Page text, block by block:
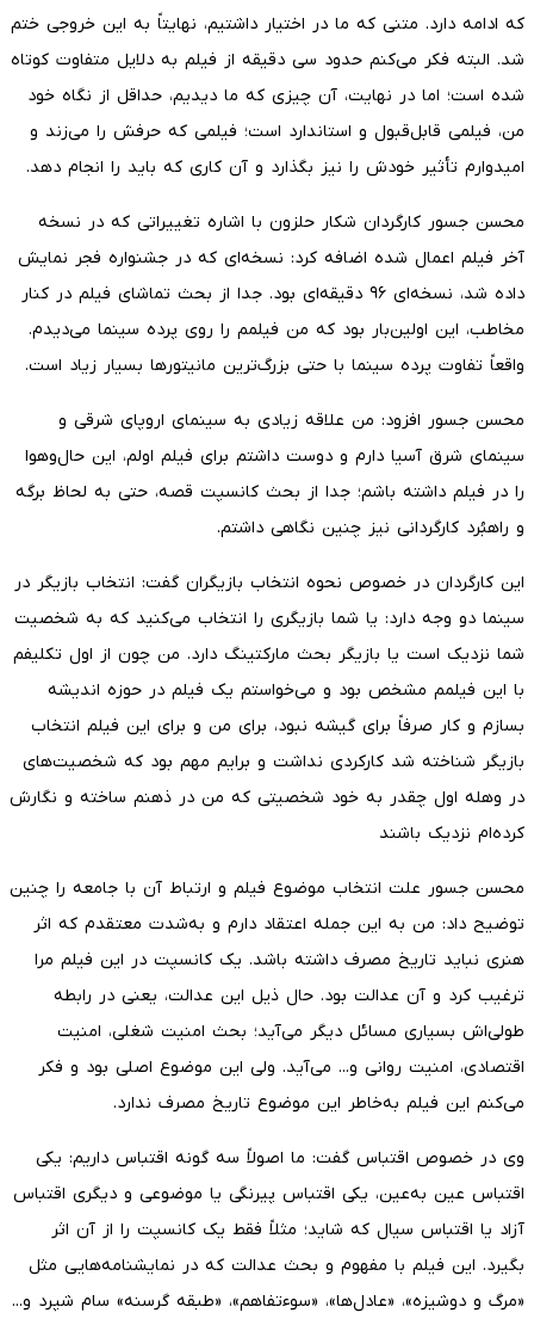
که ادامه دارد. متنی که ما در اختیار داشتیم، نهایتاً به این خروجی ختم
شد. البته فکر می‌کنم حدود سی دقیقه از فیلم به دلایل متفاوت کوتاه
شده است؛ اما در نهایت، آن چیزی که ما دیدیم، حداقل از نگاه خود
من، فیلمی قابل‌قبول و استاندارد است؛ فیلمی که حرفش را می‌زند و
امیدوارم تأثیر خودش را نیز بگذارد و آن کاری که باید را انجام دهد.
محسن جسور کارگردان شکار حلزون با اشاره تغییراتی که در نسخه
آخر فیلم اعمال شده اضافه کرد: نسخه‌ای که در جشنواره فجر نمایش
داده شد، نسخه‌ای ۹۶ دقیقه‌ای بود. جدا از بحث تماشای فیلم در کنار
مخاطب، این اولین‌بار بود که من فیلمم را روی پرده سینما می‌دیدم.
واقعاً تفاوت پرده سینما با حتی بزرگ‌ترین مانیتورها بسیار زیاد است.
محسن جسور افزود: من علاقه زیادی به سینمای اروپای شرقی و
سینمای شرق آسیا دارم و دوست داشتم برای فیلم اولم، این حال‌وهوا
را در فیلم داشته باشم؛ جدا از بحث کانسپت قصه، حتی به لحاظ برگه
و راهبُرد کارگردانی نیز چنین نگاهی داشتم.
این کارگردان در خصوص نحوه انتخاب بازیگران گفت: انتخاب بازیگر در
سینما دو وجه دارد: یا شما بازیگری را انتخاب می‌کنید که به شخصیت
شما نزدیک است یا بازیگر بحث مارکتینگ دارد. من چون از اول تکلیفم
با این فیلمم مشخص بود و می‌خواستم یک فیلم در حوزه اندیشه
بسازم و کار صرفاً برای گیشه نبود، برای من و برای این فیلم انتخاب
بازیگر شناخته شد کارکردی نداشت و برایم مهم بود که شخصیت‌های
در وهله اول چقدر به خود شخصیتی که من در ذهنم ساخته و نگارش
کرده‌ام نزدیک باشند
محسن جسور علت انتخاب موضوع فیلم و ارتباط آن با جامعه را چنین
توضیح داد: من به این جمله اعتقاد دارم و به‌شدت معتقدم که اثر
هنری نباید تاریخ مصرف داشته باشد. یک کانسپت در این فیلم مرا
ترغیب کرد و آن عدالت بود. حال ذیل این عدالت، یعنی در رابطه
طولی‌اش بسیاری مسائل دیگر می‌آید؛ بحث امنیت شغلی، امنیت
اقتصادی، امنیت روانی و... می‌آید. ولی این موضوع اصلی بود و فکر
می‌کنم این فیلم به‌خاطر این موضوع تاریخ مصرف ندارد.
وی در خصوص اقتباس گفت: ما اصولاً سه گونه اقتباس داریم: یکی
اقتباس عین به‌عین، یکی اقتباس پیرنگی یا موضوعی و دیگری اقتباس
آزاد یا اقتباس سیال که شاید؛ مثلاً فقط یک کانسپت را از آن اثر
بگیرد. این فیلم با مفهوم و بحث عدالت که در نمایشنامه‌هایی مثل
«مرگ و دوشیزه»، «عادل‌ها»، «سوءتفاهم»، «طبقه گرسنه» سام شپرد و...